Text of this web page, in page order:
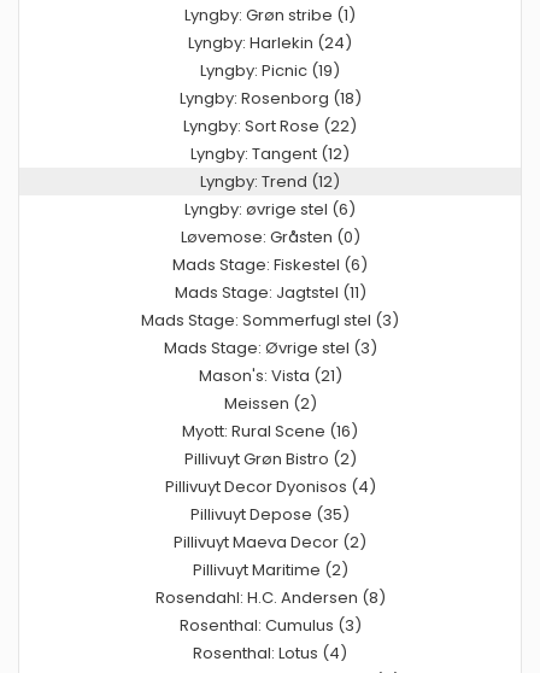
Lyngby: Grøn stribe (1)
Lyngby: Harlekin (24)
Lyngby: Picnic (19)
Lyngby: Rosenborg (18)
Lyngby: Sort Rose (22)
Lyngby: Tangent (12)
Lyngby: Trend (12)
Lyngby: øvrige stel (6)
Løvemose: Gråsten (0)
Mads Stage: Fiskestel (6)
Mads Stage: Jagtstel (11)
Mads Stage: Sommerfugl stel (3)
Mads Stage: Øvrige stel (3)
Mason's: Vista (21)
Meissen (2)
Myott: Rural Scene (16)
Pillivuyt Grøn Bistro (2)
Pillivuyt Decor Dyonisos (4)
Pillivuyt Depose (35)
Pillivuyt Maeva Decor (2)
Pillivuyt Maritime (2)
Rosendahl: H.C. Andersen (8)
Rosenthal: Cumulus (3)
Rosenthal: Lotus (4)